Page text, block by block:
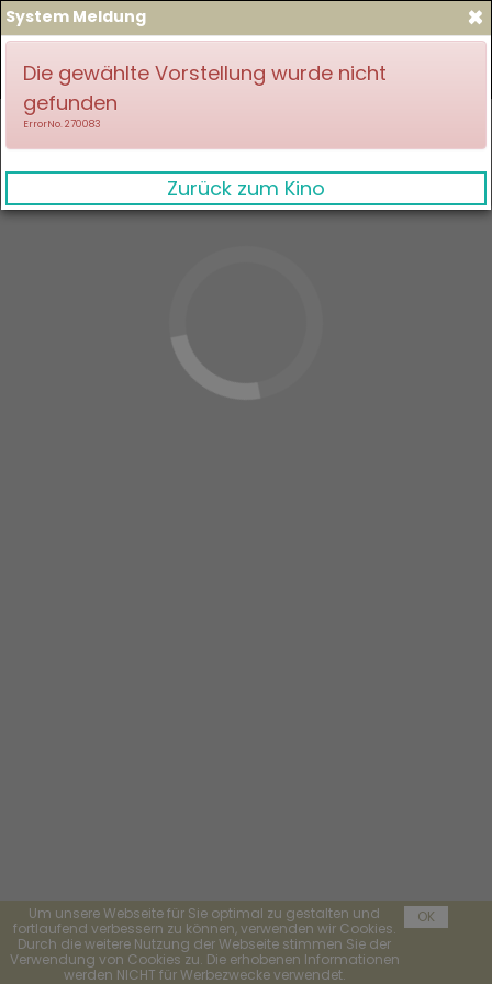
Um unsere Webseite für Sie optimal zu gestalten und
fortlaufend verbessern zu können, verwenden wir Cookies.
Durch die weitere Nutzung der Webseite stimmen Sie der
Verwendung von Cookies zu. Die erhobenen Informationen
werden NICHT für Werbezwecke verwendet.
OK
×
System Meldung
Die gewählte Vorstellung wurde nicht
gefunden
ErrorNo. 270083
Zurück zum Kino